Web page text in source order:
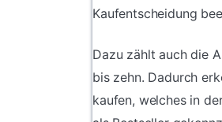
Kaufentscheidung
Dazu zählt auch die
bis zehn. Dadurch
kaufen, welches in